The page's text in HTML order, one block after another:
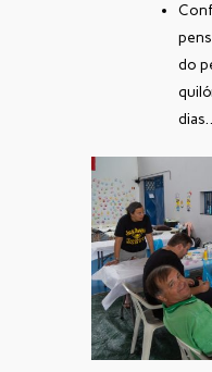
do